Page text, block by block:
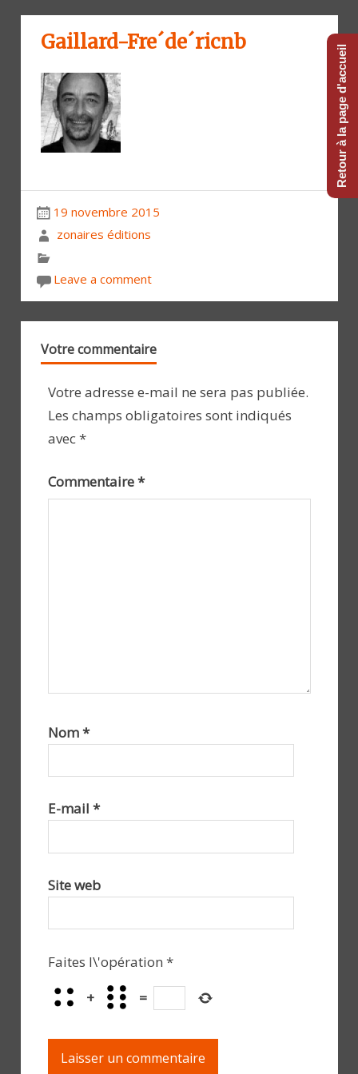
Gaillard-Fre´de´ricnb
19 novembre 2015
zonaires éditions
Leave a comment
Votre commentaire
Votre adresse e-mail ne sera pas publiée.
Les champs obligatoires sont indiqués
avec*
Commentaire*
Nom*
E-mail *
Site web
Faites l\'opération *
+
=
Retour à la page d'accueil